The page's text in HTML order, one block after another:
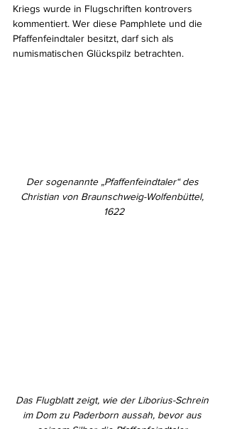
Kriegs wurde in Flugschriften kontrovers
kommentiert. Wer diese Pamphlete und die
Pfaffenfeindtaler besitzt, darf sich als
numismatischen Glückspilz betrachten.
Der sogenannte „Pfaffenfeindtaler“ des
Christian von Braunschweig-Wolfenbüttel,
1622
Das Flugblatt zeigt, wie der Liborius-Schrein
im Dom zu Paderborn aussah, bevor aus